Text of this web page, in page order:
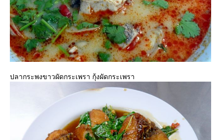
ปลากระพงขาวผัดกระเพรา กุ้งผัดกระเพรา